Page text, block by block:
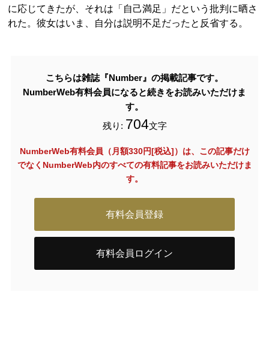
に応じてきたが、それは「自己満足」だという批判に晒さ
れた。彼女はいま、自分は説明不足だったと反省する。
こちらは雑誌『Number』の掲載記事です。
NumberWeb有料会員になると続きをお読みいただけま
す。
残り: 704文字
NumberWeb有料会員（月額330円[税込]）は、この記事だけ
でなく NumberWeb内のすべての有料記事をお読みいただけま
す。
有料会員登録
有料会員ログイン